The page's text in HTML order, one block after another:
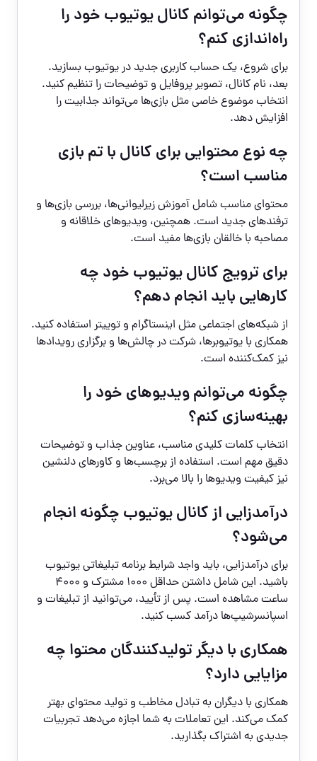
چگونه می‌توانم کانال یوتیوب خود را
راه‌اندازی کنم؟
برای شروع، یک حساب کاربری جدید در یوتیوب بسازید.
بعد، نام کانال، تصویر پروفایل و توضیحات را تنظیم کنید.
انتخاب موضوع خاصی مثل بازی‌ها می‌تواند جذابیت را
افزایش دهد.
چه نوع محتوایی برای کانال با تم بازی
مناسب است؟
محتوای مناسب شامل آموزش زیرلیوانی‌ها، بررسی بازی‌ها و
ترفندهای جدید است. همچنین، ویدیوهای خلاقانه و
مصاحبه با خالقان بازی‌ها مفید است.
برای ترویج کانال یوتیوب خود چه
کارهایی باید انجام دهم؟
از شبکه‌های اجتماعی مثل اینستاگرام و توییتر استفاده کنید.
همکاری با یوتیوبرها، شرکت در چالش‌ها و برگزاری رویدادها
نیز کمک‌کننده است.
چگونه می‌توانم ویدیوهای خود را
بهینه‌سازی کنم؟
انتخاب کلمات کلیدی مناسب، عناوین جذاب و توضیحات
دقیق مهم است. استفاده از برچسب‌ها و کاورهای دلنشین
نیز کیفیت ویدیوها را بالا می‌برد.
درآمدزایی از کانال یوتیوب چگونه انجام
می‌شود؟
برای درآمدزایی، باید واجد شرایط برنامه تبلیغاتی یوتیوب
باشید. این شامل داشتن حداقل 1000 مشترک و 4000
ساعت مشاهده است. پس از تأیید، می‌توانید از تبلیغات و
اسپانسرشیپ‌ها درآمد کسب کنید.
همکاری با دیگر تولیدکنندگان محتوا چه
مزایایی دارد؟
همکاری با دیگران به تبادل مخاطب و تولید محتوای بهتر
کمک می‌کند. این تعاملات به شما اجازه می‌دهد تجربیات
جدیدی به اشتراک بگذارید.